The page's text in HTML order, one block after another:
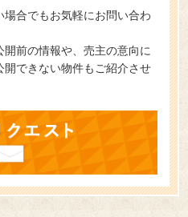
合でもお気軽にお問い合わ
前の情報や、売主の意向に
開できない物件もご紹介させ